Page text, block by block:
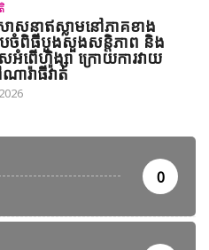
ាសនាឥស្លាមនៅភាគខាង
បចំពិធីបួងសួងសន្តិភាព និង
អំពើហិង្សា ក្រោយការវាយ
ារ៉ាធីវ៉ាត់
0